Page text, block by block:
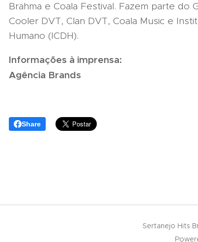
Brahma e Coala Festival. Fazem parte do
Cooler DVT, Clan DVT, Coala Music e
Humano (ICDH).
Informações à imprensa:
Agência Brands
Share
Sertanejo Hits